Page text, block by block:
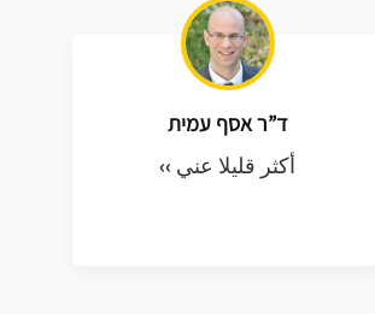
ד”ר אסף עמית
أكثر قليلا عني ››